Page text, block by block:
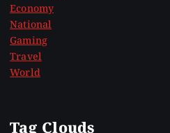
Economy
National
Gaming
Travel
World